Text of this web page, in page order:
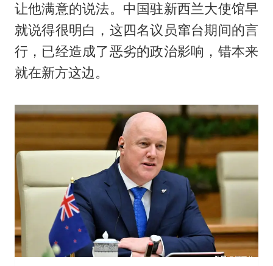
让他满意的说法。中国驻新西兰大使馆早
就说得很明白，这四名议员窜台期间的言
行，已经造成了恶劣的政治影响，错本来
就在新方这边。